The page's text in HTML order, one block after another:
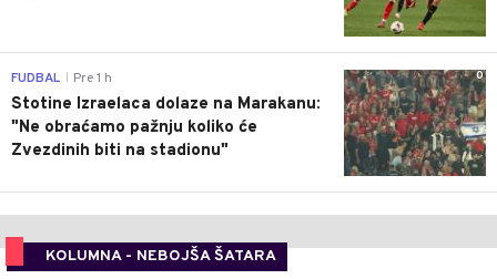
0
FUDBAL Pre 1 h
Stotine Izraelaca dolaze na Marakanu:
"Ne obraćamo pažnju koliko će
Zvezdinih biti na stadionu"
KOLUMNA - NEBOJŠA ŠATARA